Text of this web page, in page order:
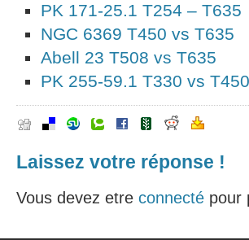
PK 171-25.1 T254 – T635
NGC 6369 T450 vs T635
Abell 23 T508 vs T635
PK 255-59.1 T330 vs T450
Laissez votre réponse !
Vous devez etre connecté pour